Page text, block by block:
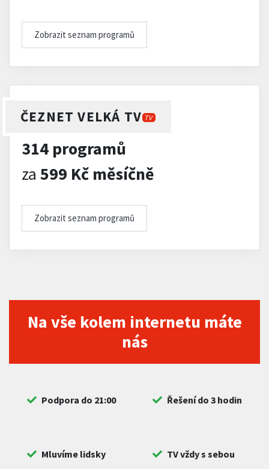
Zobrazit seznam programů
ČEZNET VELKÁ TV TV
314 programů
za 599 Kč měsíčně
Zobrazit seznam programů
Na vše kolem internetu máte
nás
Podpora do 21:00 Řešení do 3 hodin
Mluvíme lidsky TV vždy s sebou